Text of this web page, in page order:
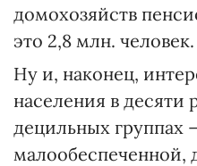
домохозяйств
это 2,8 млн. человек.
Ну и, наконец,
населения в десяти
децильных группах
малообеспеченной,